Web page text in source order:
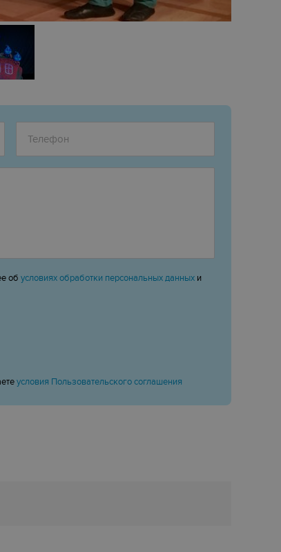
об условиях обработки персональных данных и
условия Пользовательского соглашения